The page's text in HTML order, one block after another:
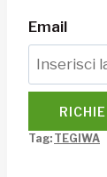
Email
Tag: TEGIWA